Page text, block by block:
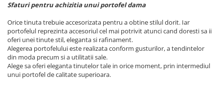
Sfaturi pentru achizitia unui portofel dama
Orice tinuta trebuie accesorizata pentru a obtine stilul dorit. Iar
portofelul reprezinta accesoriul cel mai potrivit atunci cand doresti sa ii
oferi unei tinute stil, eleganta si rafinament.
Alegerea portofelului este realizata conform gusturilor, a tendintelor
din moda precum si a utilitatii sale.
Alege sa oferi eleganta tinutelor tale in orice moment, prin intermediul
unui portofel de calitate superioara.